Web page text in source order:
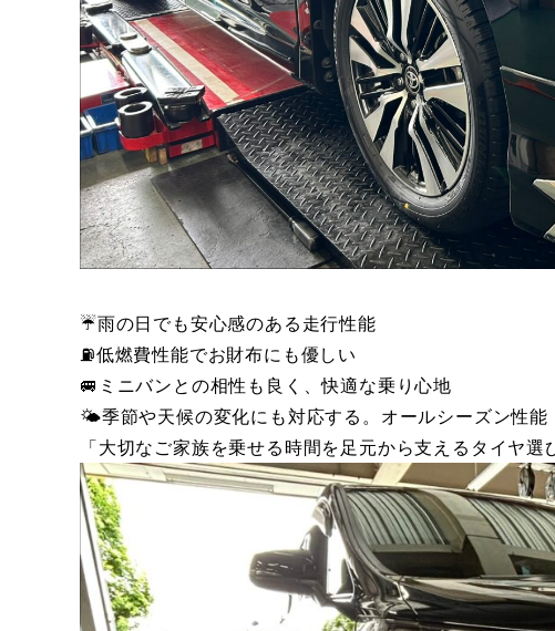
☔️雨の日でも安心感のある走行性能
⛽️低燃費性能でお財布にも優しい
🚐ミニバンとの相性も良く、快適な乗り心地
🌤️季節や天候の変化にも対応する。オールシーズン性能
「大切なご家族を乗せる時間を足元から支えるタイヤ選